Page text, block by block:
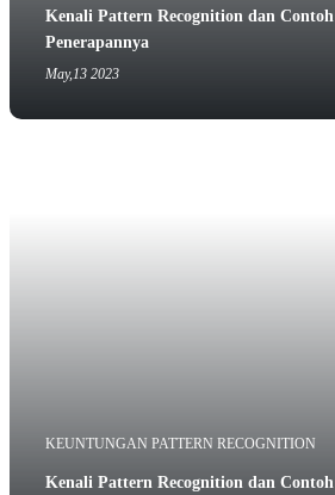
Kenali Pattern Recognition dan Contoh
Penerapannya
May,13 2023
KEUNTUNGAN PATTERN RECOGNITION
Kenali Pattern Recognition dan Contoh